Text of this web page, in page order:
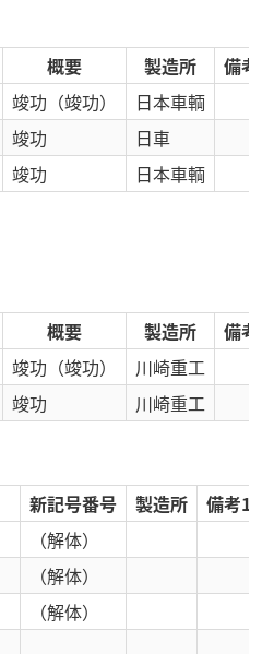
概要 製造所
備
竣功 （竣功）
日本車輌
竣功
日車
竣功 日本車輌
概要 製造所
備
竣功 （竣功）
川崎重工
竣功 川崎重工
新記号番号 製造所
備考1
（解体）
（解体）
（解体）